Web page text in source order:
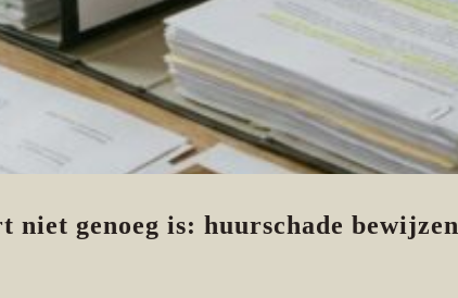
niet genoeg is: huurschade bewijzen